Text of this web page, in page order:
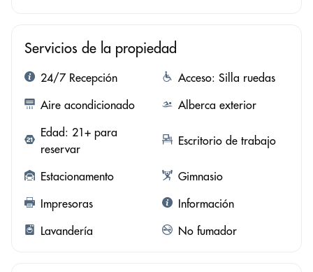
Servicios de la propiedad
24/7 Recepción
Acceso: Silla ruedas
Aire acondicionado
Alberca exterior
Edad: 21+ para
reservar
Escritorio de trabajo
Estacionamento
Gimnasio
Impresoras
Información
Lavandería
No fumador